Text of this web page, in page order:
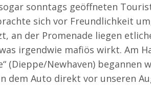
sonntags geöffneten
sich vor Freundlichkeit
an der Promenade liegen
irgendwie mafiös wirkt. Am
(Dieppe/Newhaven) begannen
Auto direkt vor unseren